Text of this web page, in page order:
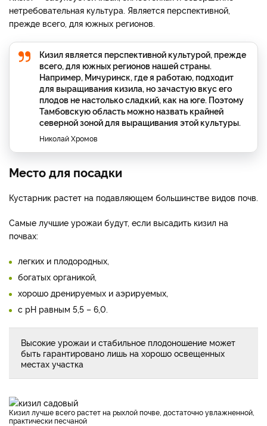
нетребовательная культура. Является перспективной,
прежде всего, для южных регионов.
Кизил является перспективной культурой, прежде
всего, для южных регионов нашей страны.
Например, Мичуринск, где я работаю, подходит
для выращивания кизила, но зачастую вкус его
плодов не настолько сладкий, как на юге. Поэтому
Тамбовскую область можно назвать крайней
северной зоной для выращивания этой культуры.
Николай Хромов
Место для посадки
Кустарник растет на подавляющем большинстве видов почв.
Самые лучшие урожаи будут, если высадить кизил на
почвах:
легких и плодородных,
богатых органикой,
хорошо дренируемых и аэрируемых,
с pH равным 5,5 – 6,0.
Высокие урожаи и стабильное плодоношение может
быть гарантировано лишь на хорошо освещенных
местах участка
Кизил лучше всего растет на рыхлой почве, достаточно увлажненной,
практически песчаной